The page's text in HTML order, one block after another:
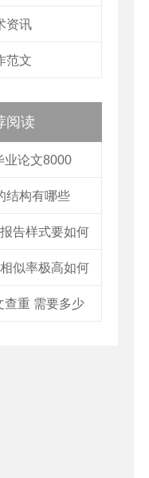
资讯
范文
阅读
业论文8000
结构有哪些
告样式要如何
似率极高如何
查重 需要多少